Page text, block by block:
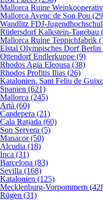
Mallorca Ruine
Mallorca Avenc de Son Pou
Wandlitz FDJ-
Rüdersdorf Kalkstein-Tagebau
Mallorca Ruine Teppichfabrik
Elstal Olympisches Dorf Berlin
Ottendorf Endlerkuppe (9)
Rhodos Agia Eleousa (38)
Rhodos Profitis Ilias (26)
Katalonien. Sant Feliu de
Spanien (621)
Mallorca (245)
Artà (60)
Capdepera (21)
Cala Ratjada (60)
Son Servera (5)
Manacor (50)
Alcudia (18)
Inca (31)
Barcelona (83)
Sevilla (168)
Katalonien (125)
Mecklenburg-Vorpommern
Rügen (31)